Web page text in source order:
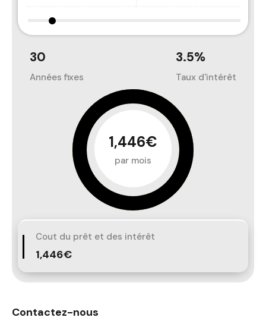
30
Années fixes
3.5%
Taux d'intérêt
1,446€
par mois
Cout du prêt et des intérêt
1,446€
Contactez-nous